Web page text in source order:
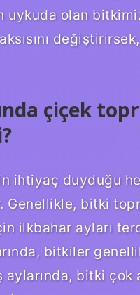
uykuda olan
çiçek
ihtiyaç duyduğu
bitki
ilkbahar ayları
bitkiler
aylarında, bitki çok